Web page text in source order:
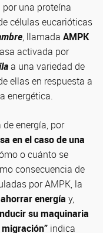
una proteína
células eucarióticas
, llamada AMPK
activada por
a una variedad de
ellas en respuesta a
energética.
energía, por
en el caso de una
o cuánto se
consecuencia de
por AMPK, la
energía y,
su maquinaria
indica